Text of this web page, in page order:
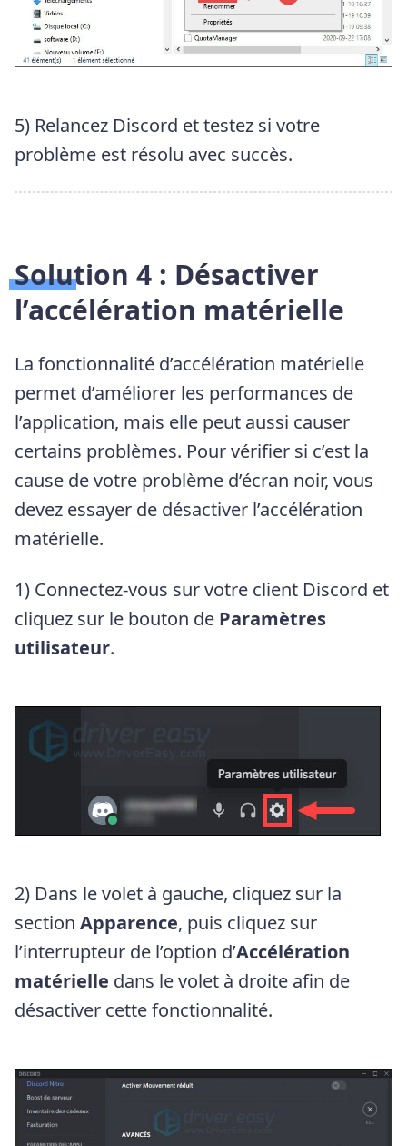
5) Relancez Discord et testez si votre
problème est résolu avec succès.
Solution 4 : Désactiver
l’accélération matérielle
La fonctionnalité d’accélération matérielle
permet d’améliorer les performances de
l’application, mais elle peut aussi causer
certains problèmes. Pour vérifier si c’est la
cause de votre problème d’écran noir, vous
devez essayer de désactiver l’accélération
matérielle.
1) Connectez-vous sur votre client Discord et
cliquez sur le bouton de Paramètres
utilisateur.
2) Dans le volet à gauche, cliquez sur la
section Apparence, puis cliquez sur
l’interrupteur de l’option d’Accélération
matérielle dans le volet à droite afin de
désactiver cette fonctionnalité.